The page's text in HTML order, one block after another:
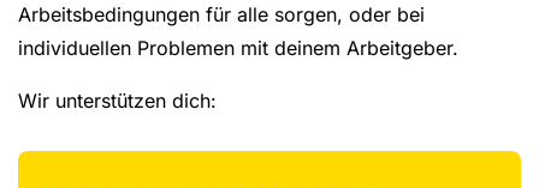
Arbeitsbedingungen für alle sorgen, oder bei
individuellen Problemen mit deinem Arbeitgeber.
Wir unterstützen dich: